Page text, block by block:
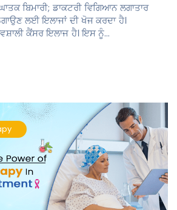
ਬਿਮਾਰੀ; ਡਾਕਟਰੀ ਵਿਗਿਆਨ ਲਗਾਤਾਰ
ਲਈ ਇਲਾਜਾਂ ਦੀ ਖੋਜ ਕਰਦਾ ਹੈ।
ਕੈਂਸਰ ਇਲਾਜ ਹੈ। ਇਸ ਨੂੰ…